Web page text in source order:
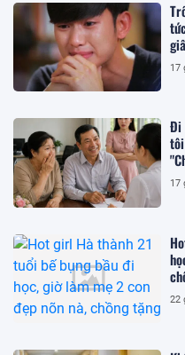
17
Đi
17
22